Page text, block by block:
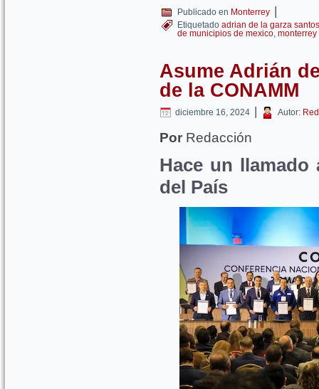
Publicado en Monterrey |
Etiquetado adrian de la garza santos
de municipios de mexico, monterrey
Asume Adrián
de la CONAMM
diciembre 16, 2024 | Autor:
Por Redacción
Hace un
del País